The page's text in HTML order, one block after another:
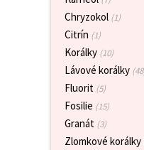
Chryzokol (1)
Citrín (1)
Korálky (10)
Lávové korálky
Fluorit (5)
Fosilie (15)
Granát (3)
Zlomkové korálky